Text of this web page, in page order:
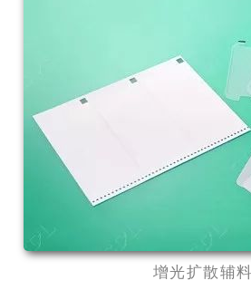
增光扩散辅料